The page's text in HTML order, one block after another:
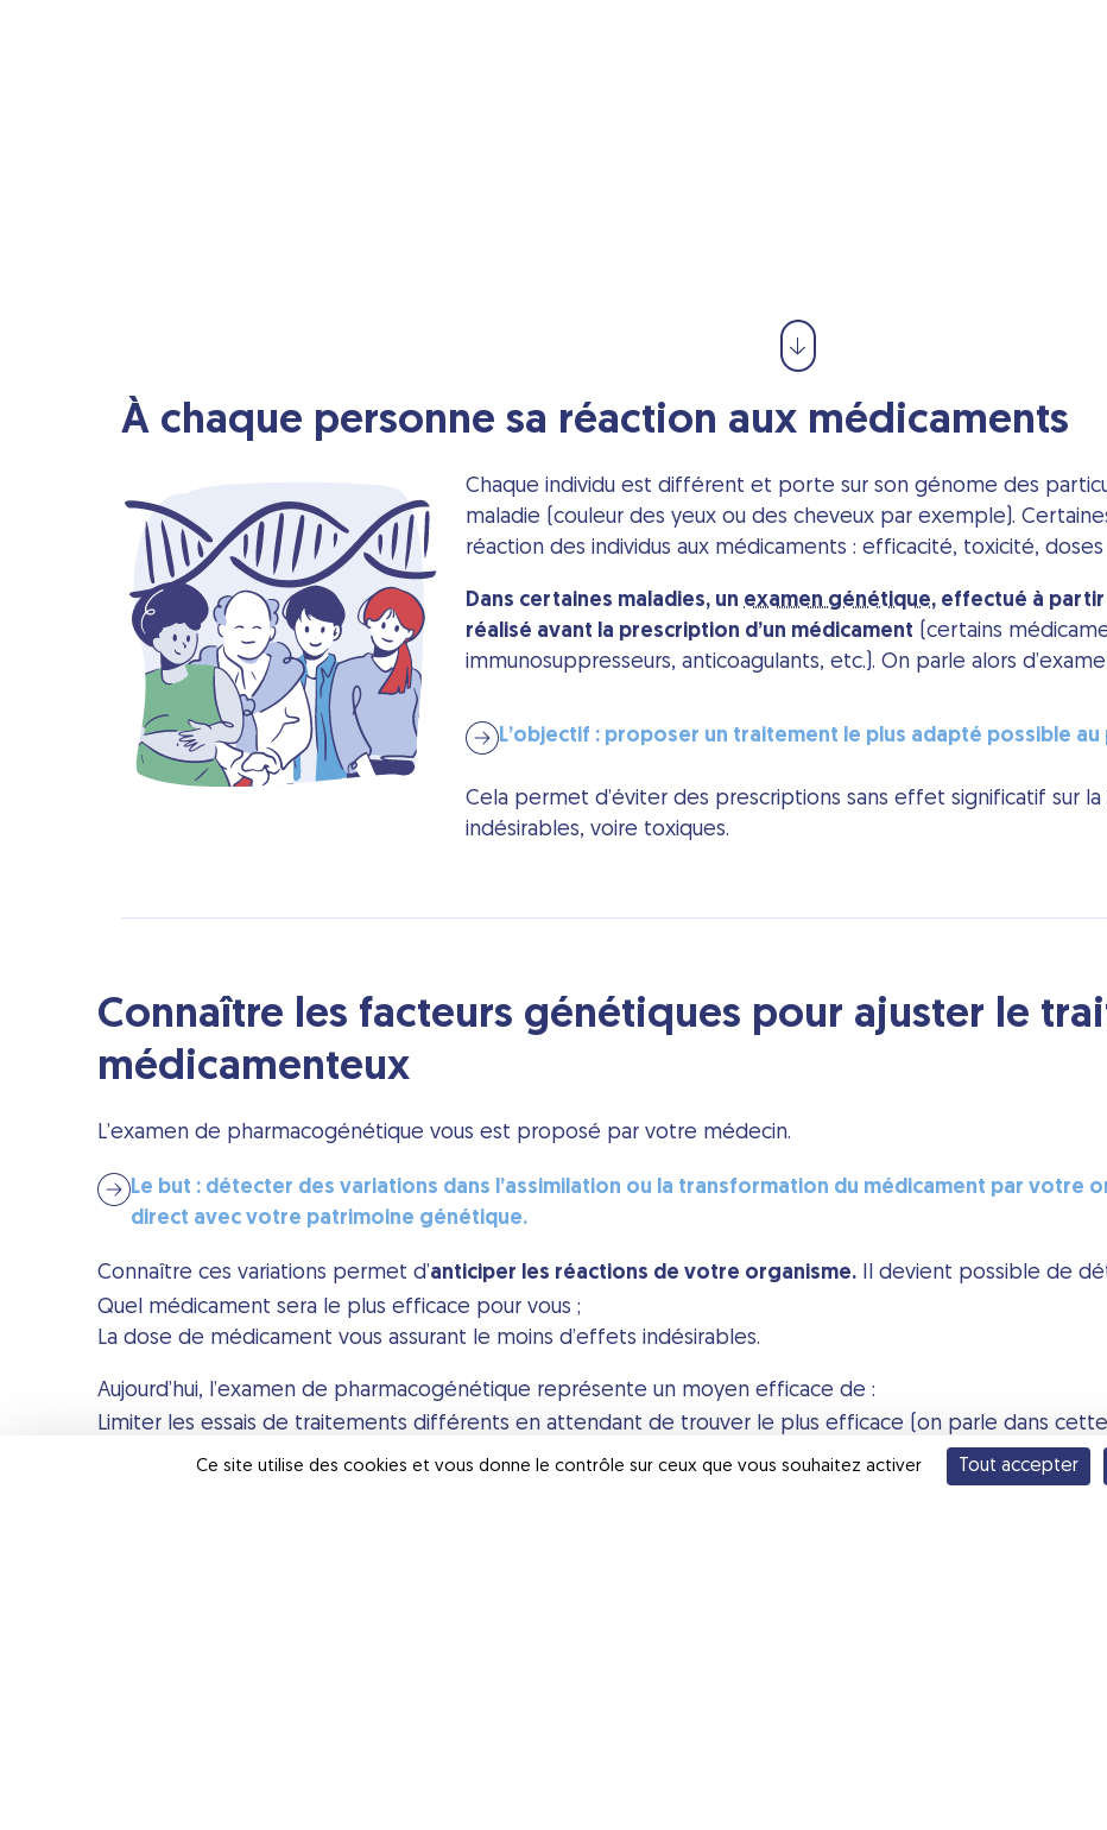
Ce site utilise des cookies et vous donne le contrôle sur ceux que vous souhaitez activer Tout accepter
À chaque personne sa réaction aux médicaments
Chaque individu est différent et porte sur son génome des
maladie (couleur des yeux ou des cheveux par exemple).
réaction des individus aux médicaments : efficacité, toxicité, doses
Dans certaines maladies, un examen génétique, effectué à partir
réalisé avant la prescription d’un médicament (certains
immunosuppresseurs, anticoagulants, etc.). On parle alors
L’objectif : proposer un traitement le plus adapté possible au
Cela permet d’éviter des prescriptions sans effet significatif sur
indésirables, voire toxiques.
Connaître les facteurs génétiques pour ajuster le
médicamenteux
L’examen de pharmacogénétique vous est proposé par votre médecin.
Le but : détecter des variations dans l’assimilation ou la transformation du médicament par votre
direct avec votre patrimoine génétique.
Connaître ces variations permet d’anticiper les réactions de votre organisme. Il devient possible de
Quel médicament sera le plus efficace pour vous ;
La dose de médicament vous assurant le moins d’effets indésirables.
Aujourd’hui, l’examen de pharmacogénétique représente un moyen efficace de :
Limiter les essais de traitements différents en attendant de trouver le plus efficace (on parle dans cette
Limiter les dépenses de santé.